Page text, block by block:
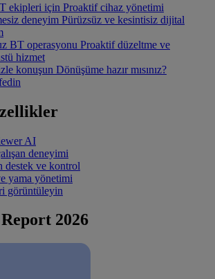
ekipleri için Proaktif cihaz yönetimi
deneyim Pürüzsüz ve kesintisiz dijital
BT operasyonu Proaktif düzeltme ve
hizmet
konuşun Dönüşüme hazır mısınız?
AI
deneyimi
destek ve kontrol
yama yönetimi
görüntüleyin
2026